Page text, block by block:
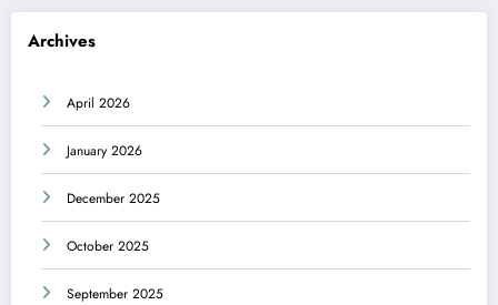
Archives
April 2026
January 2026
December 2025
October 2025
September 2025